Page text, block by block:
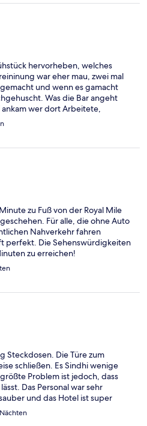
hervorheben, welches
war eher mau, zwei mal
und wenn es gamacht
Was die Bar angeht
ankam wer dort Arbeitete,
ewig lange Wartezeiten bis
zu Fuß von der Royal Mile
Für alle, die ohne Auto
Nahverkehr fahren
perfekt. Die Sehenswürdigkeiten
zu erreichen!
Steckdosen. Die Türe zum
schließen. Es Sindhi wenige
Problem ist jedoch, dass
Das Personal war sehr
und das Hotel ist super
Preis, lässt sich über die